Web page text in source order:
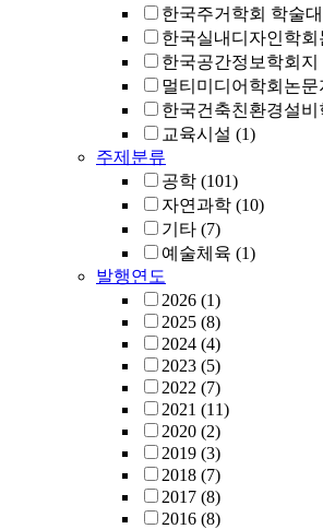
한국주거학회 학술
한국실내디자인학회
한국공간정보학회지
멀티미디어학회논문
한국건축친환경설비
교육시설 (1)
주제분류
공학 (101)
자연과학 (10)
기타 (7)
예술체육 (1)
발행연도
2026 (1)
2025 (8)
2024 (4)
2023 (5)
2022 (7)
2021 (11)
2020 (2)
2019 (3)
2018 (7)
2017 (8)
2016 (8)